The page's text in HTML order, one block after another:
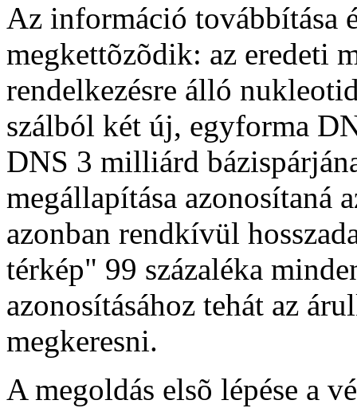
Az információ továbbítása
megkettõzõdik: az eredeti
rendelkezésre álló
szálból két új, egyforma
DNS 3 milliárd
megállapítása azonosítaná
azonban rendkívül
térkép" 99 százaléka
azonosításához tehát az
megkeresni.
A megoldás elsõ lépése a